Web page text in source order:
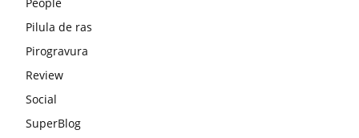
Pilula de ras
Pirogravura
Review
Social
SuperBlog